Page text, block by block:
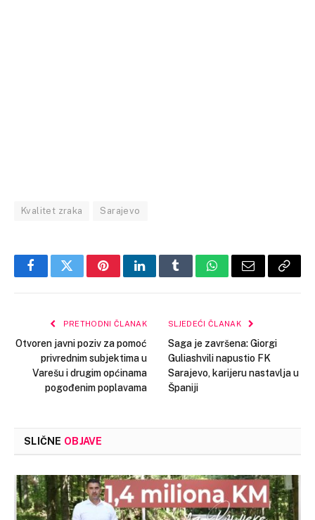
Kvalitet zraka Sarajevo
FacebookTwitterPinterestLinkedInTumblrWhatsApp
Email Copy
PRETHODNI ČLANAK
Otvoren javni poziv za pomoć
privrednim subjektima u
Varešu i drugim općinama
pogođenim poplavama
SLJEDEĆI ČLANAK
Saga je završena: Giorgi
Guliashvili napustio FK
Sarajevo, karijeru nastavlja u
Španiji
SLIČNE OBJAVE